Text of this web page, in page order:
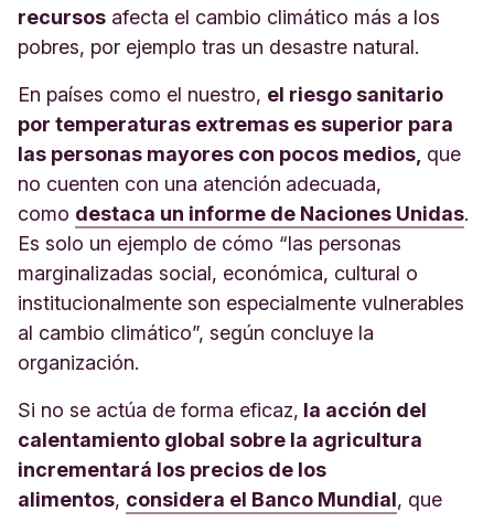
recursos afecta el cambio climático más a los
pobres, por ejemplo tras un desastre natural.
En países como el nuestro, el riesgo sanitario
por temperaturas extremas es superior para
las personas mayores con pocos medios, que
no cuenten con una atención adecuada,
como destaca un informe de Naciones Unidas.
Es solo un ejemplo de cómo “las personas
marginalizadas social, económica, cultural o
institucionalmente son especialmente vulnerables
al cambio climático”, según concluye la
organización.
Si no se actúa de forma eficaz, la acción del
calentamiento global sobre la agricultura
incrementará los precios de los
alimentos, considera el Banco Mundial, que